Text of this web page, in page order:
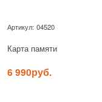
Артикул: 04520
Карта памяти
6 990руб.